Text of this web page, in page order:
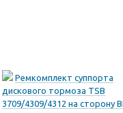
Ремкомплект суппорта
дискового тормоза TSB
3709/4309/4312 на сторону